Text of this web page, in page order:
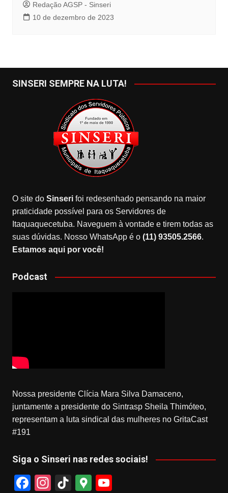
Redação AGSP - Sinseri
10 de dezembro de 2023
SINSERI SEMPRE NA LUTA!
O site do Sinserifoi redesenhado pensando na maior
praticidade possível para os Servidores de
Itaquaquecetuba. Naveguem à vontade e tirem todas as
suas dúvidas. Nosso WhatsApp é o (11) 93505.2566.
Estamos aqui por você!
Podcast
Nossa presidente Clícia Mara Silva Damaceno,
juntamente a presidente do Sintrasp Sheila Thimóteo,
representam a luta sindical das mulheres no GritaCast
#191
Siga o Sinseri nas redes sociais!
F
In
Ti
G